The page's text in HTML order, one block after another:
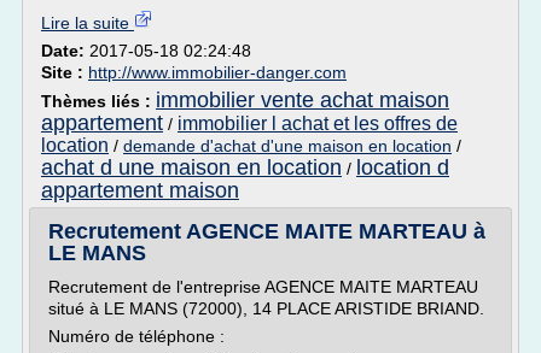
Lire la suite
Date: 2017-05-18 02:24:48
Site : http://www.immobilier-danger.com
Thèmes liés : immobilier vente achat maison
appartement / immobilier l achat et les offres de
location / demande d'achat d'une maison en location /
achat d une maison en location / location d
appartement maison
Recrutement AGENCE MAITE MARTEAU à
LE MANS
Recrutement de l'entreprise AGENCE MAITE MARTEAU
situé à LE MANS (72000), 14 PLACE ARISTIDE BRIAND.
Numéro de téléphone :